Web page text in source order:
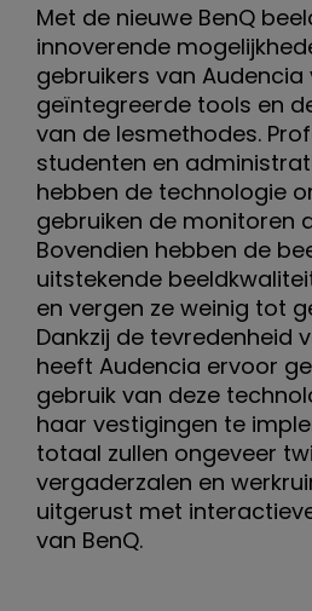
Met de nieuwe BenQ
innoverende
gebruikers van Audencia
geïntegreerde tools en
van de lesmethodes.
studenten en
hebben de technologie
gebruiken de monitoren
Bovendien hebben de
uitstekende
en vergen ze weinig tot
Dankzij de tevredenheid
heeft Audencia ervoor
gebruik van deze
haar vestigingen te
totaal zullen ongeveer
vergaderzalen en
uitgerust met
van BenQ.